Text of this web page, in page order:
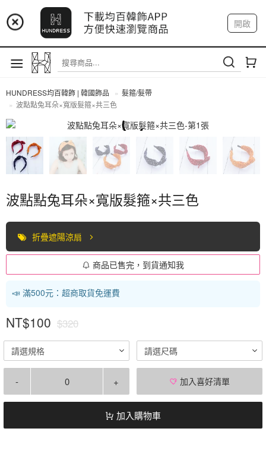
📢 市集預告：9/4-9/6 淡水捷運站
📢 市集預告：9/12-9/13 八里海巡基地
📢 市集預告：8/22-8/23 桃園青埔置地廣場
開啟
註冊 我的帳戶
HUNDRESS均百韓飾 | 韓國飾品
髮箍/髮帶
波點點兔耳朵×寬版髮箍×共三色
波點點兔耳朵×寬版髮箍×共三色
折疊遮陽涼扇
商品已售完，到貨通知我
📣 滿500元：超商取貨免運費
NT$100 $320
請選規格 請選尺碼
- + 加入喜好清單
加入購物車